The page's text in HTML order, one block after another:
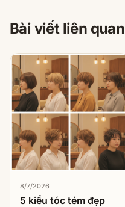
Bài viết liên quan
8/7/2026
5 kiểu tóc tém đẹp